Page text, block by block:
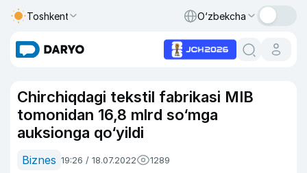
Toshkent O‘zbekcha
Chirchiqdagi tekstil fabrikasi MIB
tomonidan 16,8 mlrd so‘mga
auksionga qo‘yildi
Biznes 19:26 / 18.07.2022 1289